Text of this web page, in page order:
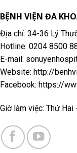
BỆNH VIỆN ĐA
Địa chỉ: 34-36 Lý
Hotline: 0204 8500
E-mail:
Website: http://
Facebook: https://
Giờ làm việc: Thứ